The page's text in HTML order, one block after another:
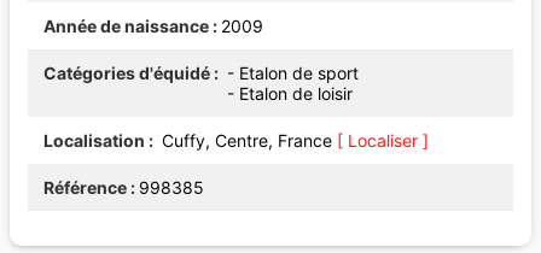
Année de naissance 2009
Catégories d'équidé
- Etalon de sport
- Etalon de loisir
Localisation Cuffy, Centre, France [ Localiser ]
Référence 998385